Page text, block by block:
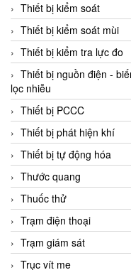
Thiết bị kiểm soát
Thiết bị kiểm soát mùi
Thiết bị kiểm tra lực đo
Thiết bị nguồn điện -
lọc nhiễu
Thiết bị PCCC
Thiết bị phát hiện khí
Thiết bị tự động hóa
Thước quang
Thuốc thử
Trạm điện thoại
Trạm giám sát
Trục vít me